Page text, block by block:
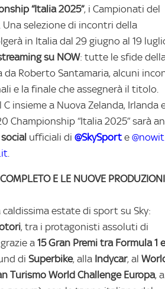
“Italia 2025”, i Campionati del
selezione di incontri della
in Italia dal 29 giugno al 19
su NOW: tutte le sfide
da Roberto Santamaria, alcuni
e la finale che assegnerà il titolo.
insieme a Nuova Zelanda, Irlanda
Championship “Italia 2025” sarà
social ufficiali di @SkySporte @nowit
.
COMPLETO E LE NUOVE PRODUZIONI
caldissima estate di sport su Sky:
, tra i protagonisti assoluti di
a15 Gran Premi tra Formula 1 e
di Superbike, alla Indycar, al
Turismo World Challenge Europa,